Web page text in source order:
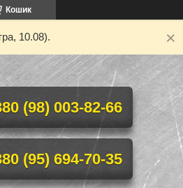
Кошик
10.08).
(98) 003-82-66
(95) 694-70-35